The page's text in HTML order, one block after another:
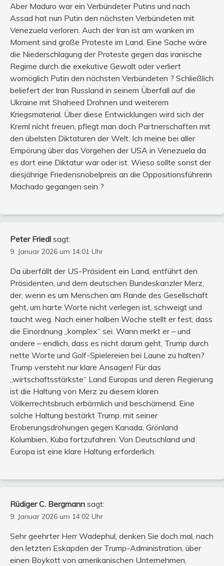
Aber Maduro war ein Verbündeter Putins und nach
Assad hat nun Putin den nächsten Verbündeten mit
Venezuela verloren. Auch der Iran ist am wanken im
Moment sind große Proteste im Land. Eine Sache wäre
die Niederschlagung der Proteste gegen das iranische
Regime durch die exekutive Gewalt oder verliert
womöglich Putin den nächsten Verbündeten ? Schließlich
beliefert der Iran Russland in seinem Überfall auf die
Ukraine mit Shaheed Drohnen und weiterem
Kriegsmaterial. Über diese Entwicklungen wird sich der
Kreml nicht freuen, pflegt man doch Partnerschaften mit
den übelsten Diktaturen der Welt. Ich meine bei aller
Empörung über das Vorgehen der USA in Venezuela da
es dort eine Diktatur war oder ist. Wieso sollte sonst der
diesjährige Friedensnobelpreis an die Oppositionsführerin
Machado gegangen sein ?
Peter Friedl sagt:
9. Januar 2026 um 14:01 Uhr
Da überfällt der US-Präsident ein Land, entführt den
Präsidenten, und dem deutschen Bundeskanzler Merz,
der, wenn es um Menschen am Rande des Gesellschaft
geht, um harte Worte nicht verlegen ist, schweigt und
taucht weg. Nach einer halben Woche stellt er fest, dass
die Einordnung „komplex“ sei. Wann merkt er – und
andere – endlich, dass es nicht darum geht, Trump durch
nette Worte und Golf-Spielereien bei Laune zu halten?
Trump versteht nur klare Ansagen! Für das
„wirtschaftsstärkste“ Land Europas und deren Regierung
ist die Haltung von Merz zu diesem klaren
Völkerrechtsbruch erbärmlich und beschämend. Eine
solche Haltung bestärkt Trump, mit seiner
Eroberungsdrohungen gegen Kanada, Grönland
Kolumbien, Kuba fortzufahren. Von Deutschland und
Europa ist eine klare Haltung erforderlich.
Rüdiger C. Bergmann sagt:
9. Januar 2026 um 14:02 Uhr
Sehr geehrter Herr Wadephul, denken Sie doch mal, nach
den letzten Eskapden der Trump-Administration, über
einen Boykott von amerikanischen Unternehmen,